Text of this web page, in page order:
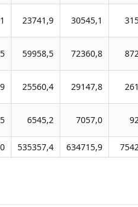
23741,9 30545,1
59958,5 72360,8
25560,4 29147,8
6545,2 7057,0
535357,4 634715,9